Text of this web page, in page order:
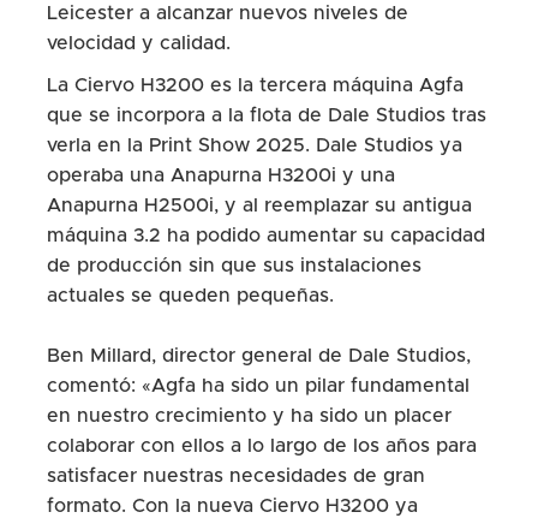
Leicester a alcanzar nuevos niveles de
velocidad y calidad.
La Ciervo H3200 es la tercera máquina Agfa
que se incorpora a la flota de Dale Studios tras
verla en la Print Show 2025. Dale Studios ya
operaba una Anapurna H3200i y una
Anapurna H2500i, y al reemplazar su antigua
máquina 3.2 ha podido aumentar su capacidad
de producción sin que sus instalaciones
actuales se queden pequeñas.
Ben Millard, director general de Dale Studios,
comentó: «Agfa ha sido un pilar fundamental
en nuestro crecimiento y ha sido un placer
colaborar con ellos a lo largo de los años para
satisfacer nuestras necesidades de gran
formato. Con la nueva Ciervo H3200 ya